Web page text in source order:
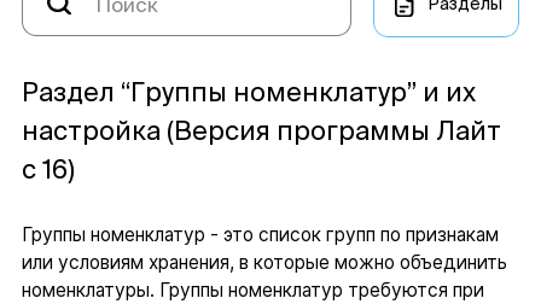
Разделы
Раздел “Группы номенклатур” и их
настройка (Версия программы Лайт
с 16)
Группы номенклатур - это список групп по признакам
или условиям хранения, в которые можно объединить
номенклатуры. Группы номенклатур требуются при